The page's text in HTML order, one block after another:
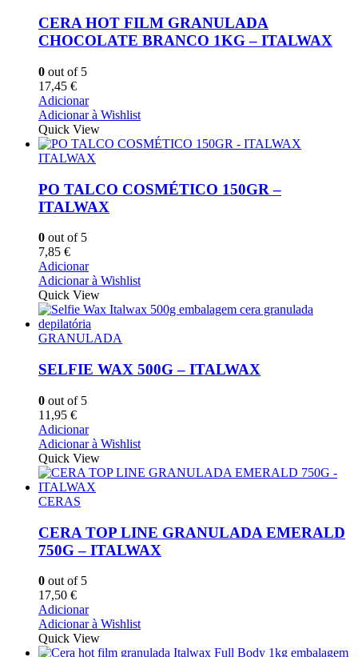
CERA HOT FILM GRANULADA
CHOCOLATE BRANCO 1KG – ITALWAX
0 out of 5
17,45 €
Adicionar
Adicionar à Wishlist
Quick View
ITALWAX
PO TALCO COSMÉTICO 150GR –
ITALWAX
0 out of 5
7,85 €
Adicionar
Adicionar à Wishlist
Quick View
GRANULADA
SELFIE WAX 500G – ITALWAX
0 out of 5
11,95 €
Adicionar
Adicionar à Wishlist
Quick View
CERAS
CERA TOP LINE GRANULADA EMERALD
750G – ITALWAX
0 out of 5
17,50 €
Adicionar
Adicionar à Wishlist
Quick View